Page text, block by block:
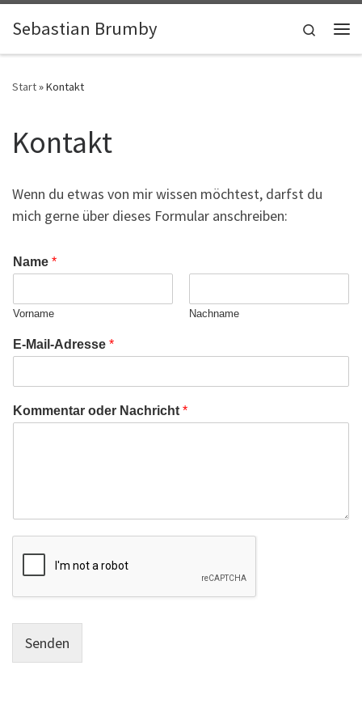
Zum Inhalt springen
Sebastian Brumby
Search
Start»Kontakt
Kontakt
Wenn du etwas von mir wissen möchtest, darfst du
mich gerne über dieses Formular anschreiben:
Name *
Vorname Nachname
E-Mail-Adresse *
Kommentar oder Nachricht *
Senden